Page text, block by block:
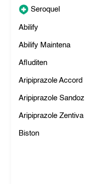
Seroquel
Abilify
Abilify Maintena
Afluditen
Aripiprazole Accord
Aripiprazole Sandoz
Aripiprazole Zentiva
Biston